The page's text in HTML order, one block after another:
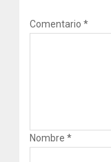
Comentario*
Nombre*